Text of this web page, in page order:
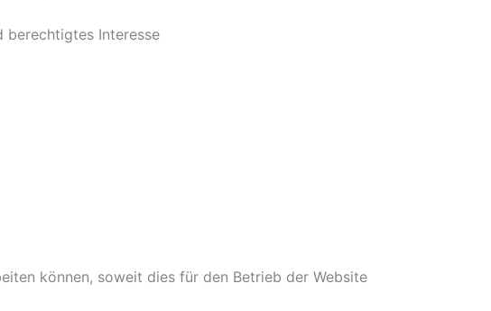
berechtigtes Interesse
können, soweit dies für den Betrieb der Website